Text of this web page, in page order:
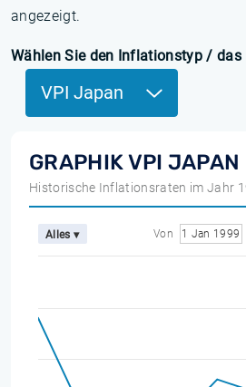
angezeigt.
Wählen Sie den Inflationstyp / das
VPI Japan
GRAPHIK VPI JAPAN
Historische Inflationsraten im Jahr
Alles ▾ Von 1 Jan 1999